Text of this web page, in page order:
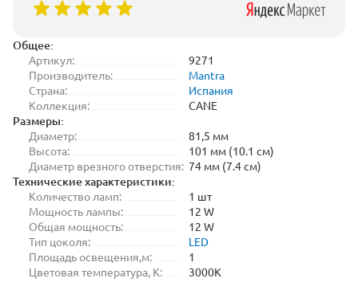
Общее:
Артикул:
9271
Производитель:
Mantra
Страна:
Испания
Коллекция:
CANE
Размеры:
Диаметр:
81,5 мм
Высота:
101 мм (10.1 см)
Диаметр врезного отверстия: 74 мм (7.4 см)
Технические характеристики:
Количество ламп:
1 шт
Мощность лампы:
12 W
Общая мощность:
12 W
Тип цоколя:
LED
Площадь освещения,м:
1
Цветовая температура, K:
3000K